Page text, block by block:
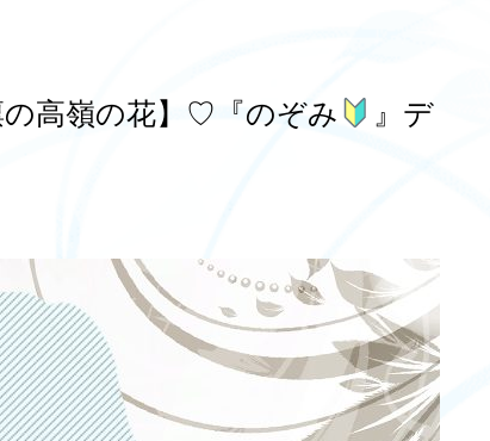
高嶺の花】♡『のぞみ
』デ